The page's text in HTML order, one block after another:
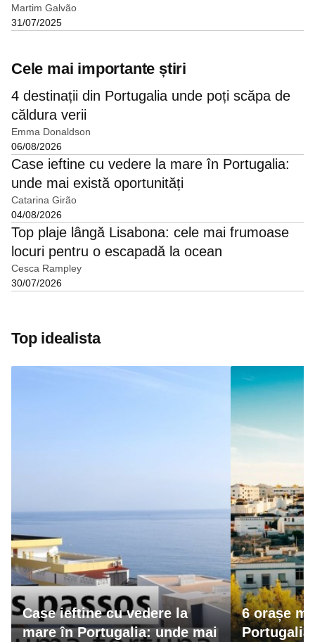
Martim Galvão
31/07/2025
Cele mai importante știri
4 destinații din Portugalia unde poți scăpa de
căldura verii
Emma Donaldson
06/08/2026
Case ieftine cu vedere la mare în Portugalia:
unde mai există oportunități
Catarina Girão
04/08/2026
Top plaje lângă Lisabona: cele mai frumoase
locuri pentru o escapadă la ocean
Cesca Rampley
30/07/2026
Top idealista
Case ieftine cu vedere la
mare în Portugalia: unde mai
6 orașe
Portugalia